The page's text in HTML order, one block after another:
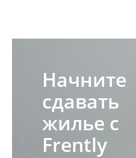
Начните
сдавать
жилье с
Frently